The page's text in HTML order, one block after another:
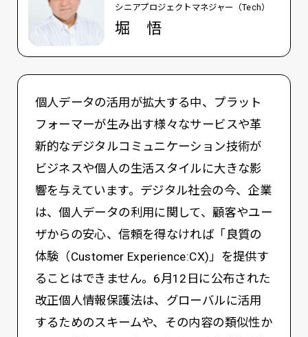
シニアプロジェクトマネジャー（Tech）
堀 悟
個人データの活用が拡大する中、プラット
フォーマーが生み出す様々なサービスや革
新的なデジタルコミュニケーション技術が
ビジネスや個人の生活スタイルに大きな影
響を与えています。デジタル社会の今、企業
は、個人データの利用に関して、顧客やユー
ザからの安心、信頼を得なければ「良質の
体験（Customer Experience:CX)」を提供す
ることはできません。6月12日に公布された
改正個人情報保護法は、グローバルに活用
するためのスキームや、その内容の類似性か